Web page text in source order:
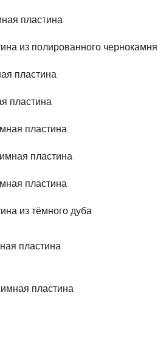
пластина
из полированного чернокамня
пластина
пластина
пластина
пластина
пластина
из тёмного дуба
пластина
пластина